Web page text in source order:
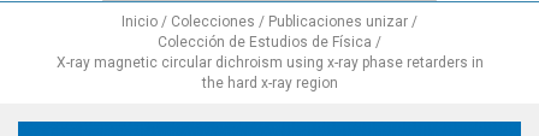
Inicio Colecciones
Publicaciones unizar
Colección de Estudios de Física
X-ray magnetic circular dichroism using x-ray phase retarders in
the hard x-ray region